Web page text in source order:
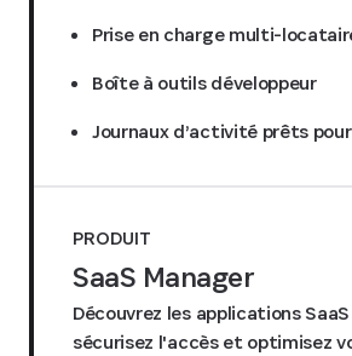
Prise en charge multi-
Boîte à outils développeur
Journaux d’activité prêts
PRODUIT
SaaS Manager
Découvrez les applications
sécurisez l'accès et optimisez